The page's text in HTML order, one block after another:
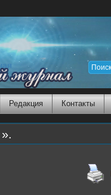
Редакция Контакты